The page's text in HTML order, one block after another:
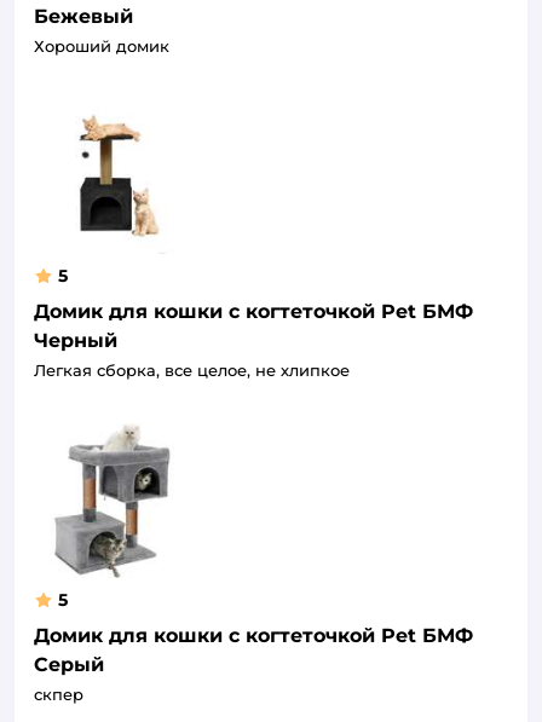
Бежевый
Хороший домик
5
Домик для кошки с когтеточкой Pet БМФ
Черный
Легкая сборка, все целое, не хлипкое
5
Домик для кошки с когтеточкой Pet БМФ
Серый
скпер